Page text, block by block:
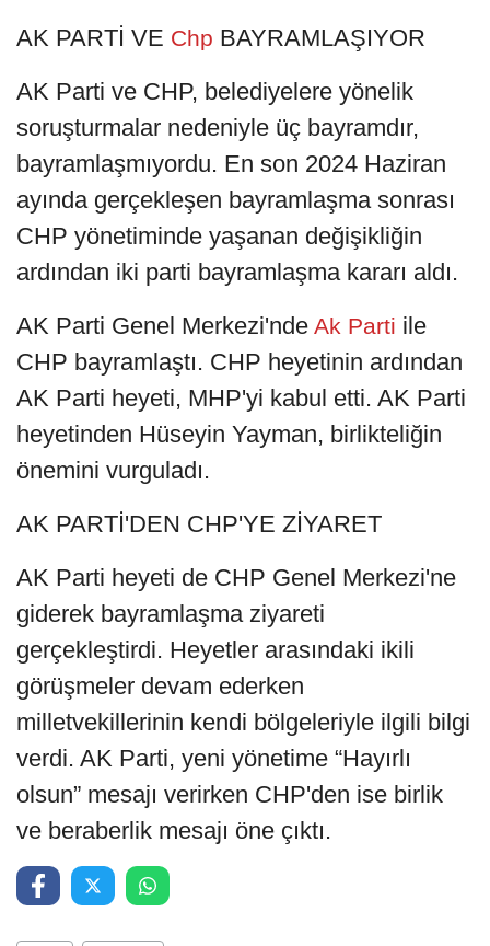
AK PARTİ VE Chp BAYRAMLAŞIYOR
AK Parti ve CHP, belediyelere yönelik
soruşturmalar nedeniyle üç bayramdır,
bayramlaşmıyordu. En son 2024 Haziran
ayında gerçekleşen bayramlaşma sonrası
CHP yönetiminde yaşanan değişikliğin
ardından iki parti bayramlaşma kararı aldı.
AK Parti Genel Merkezi'nde Ak Parti ile
CHP bayramlaştı. CHP heyetinin ardından
AK Parti heyeti, MHP'yi kabul etti. AK Parti
heyetinden Hüseyin Yayman, birlikteliğin
önemini vurguladı.
AK PARTİ'DEN CHP'YE ZİYARET
AK Parti heyeti de CHP Genel Merkezi'ne
giderek bayramlaşma ziyareti
gerçekleştirdi. Heyetler arasındaki ikili
görüşmeler devam ederken
milletvekillerinin kendi bölgeleriyle ilgili bilgi
verdi. AK Parti, yeni yönetime “Hayırlı
olsun” mesajı verirken CHP'den ise birlik
ve beraberlik mesajı öne çıktı.